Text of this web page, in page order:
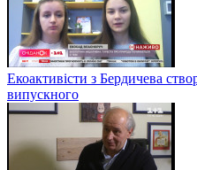
Екоактивісти з Бердичева
випускного